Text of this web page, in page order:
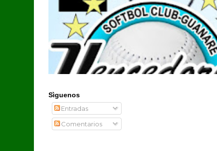
Sìguenos
Entradas
Comentarios